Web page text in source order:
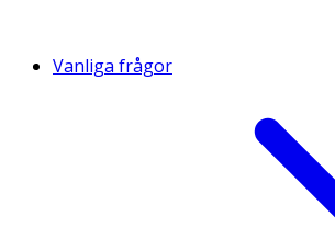
Vanliga frågor